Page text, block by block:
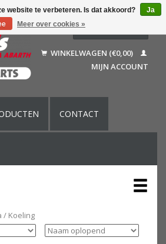
Français
English (US)
WINKELWAGEN (€0,00)
MIJN ACCOUNT
CONTACT
/ Koeling
website te verbeteren. Is dat akkoord?
Ja
Meer over cookies »